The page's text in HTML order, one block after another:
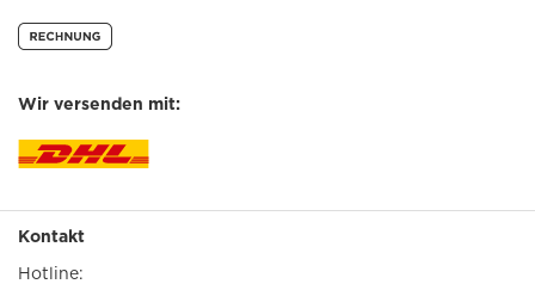
Wir versenden mit:
Kontakt
Hotline: